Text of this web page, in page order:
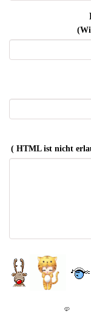
( HTML ist nicht